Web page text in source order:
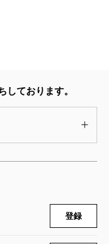
しております。
登録